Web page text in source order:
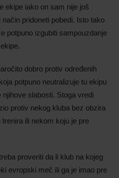
ekipe iako on sam nije još
pridoneti pobedi. Isto tako
potpuno izgubiti sampouzdanje
dobro protiv određenih
potpuno neutralizuje tu ekipu
slabosti. Stoga vredi
protiv nekog kluba bez obzira
ili nekom koju je pre
proveriti da li klub na kojeg
evropski meč ili ga je imao pre